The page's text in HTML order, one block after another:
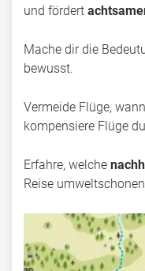
und fördert
Mache dir die
bewusst.
Vermeide Flüge,
kompensiere Flüge
Erfahre, welche
Reise